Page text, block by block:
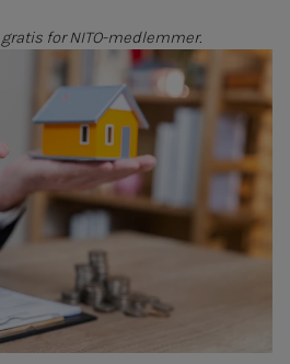
for NITO-medlemmer.